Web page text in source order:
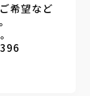
希望など